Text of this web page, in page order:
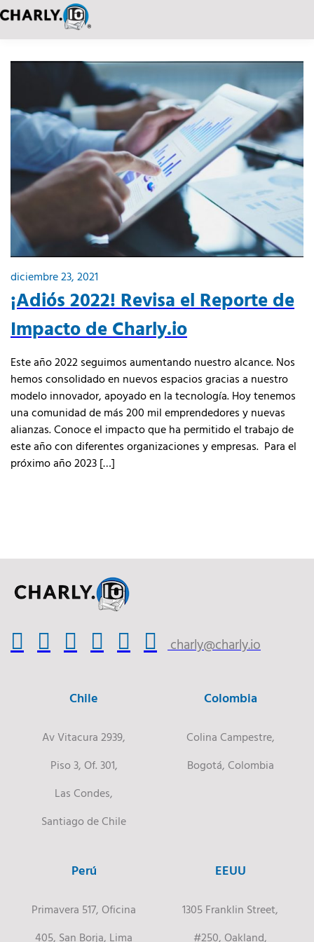
diciembre 23, 2021
¡Adiós 2022! Revisa el Reporte de
Impacto de Charly.io
Este año 2022 seguimos aumentando nuestro alcance. Nos
hemos consolidado en nuevos espacios gracias a nuestro
modelo innovador, apoyado en la tecnología. Hoy tenemos
una comunidad de más 200 mil emprendedores y nuevas
alianzas. Conoce el impacto que ha permitido el trabajo de
este año con diferentes organizaciones y empresas. Para el
próximo año 2023 […]
charly@charly.io
Chile
Av Vitacura 2939,
Piso 3, Of. 301,
Las Condes,
Santiago de Chile
Colombia
Colina Campestre,
Bogotá, Colombia
Perú
Primavera 517, Oficina
405, San Borja, Lima
EEUU
1305 Franklin Street,
#250, Oakland,